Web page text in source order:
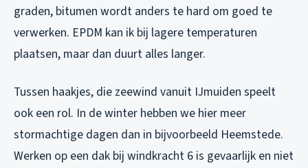
graden, bitumen wordt anders te hard om goed te
verwerken. EPDM kan ik bij lagere temperaturen
plaatsen, maar dan duurt alles langer.
Tussen haakjes, die zeewind vanuit IJmuiden speelt
ook een rol. In de winter hebben we hier meer
stormachtige dagen dan in bijvoorbeeld Heemstede.
Werken op een dak bij windkracht 6 is gevaarlijk en niet